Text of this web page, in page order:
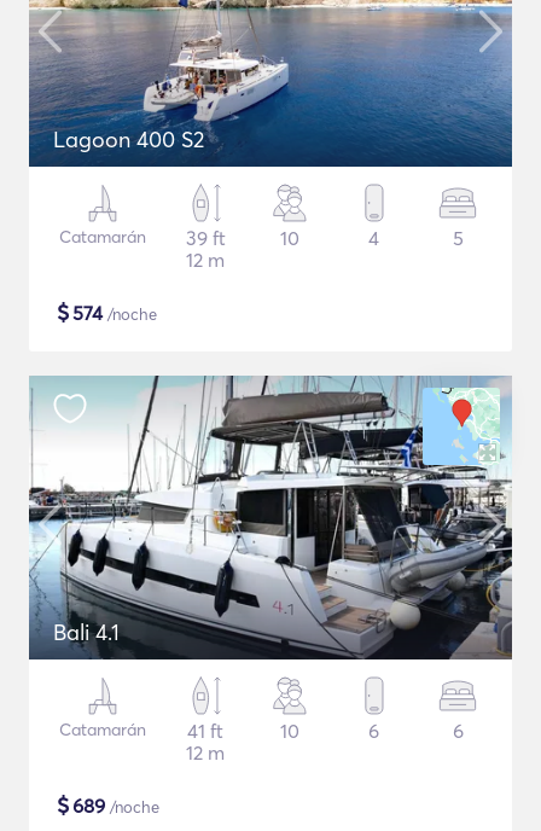
Lagoon 400 S2
Catamarán
39 ft
12 m
10 4 5
$574/noche
Bali 4.1
Catamarán
41 ft
12 m
10 6 6
$689 /noche